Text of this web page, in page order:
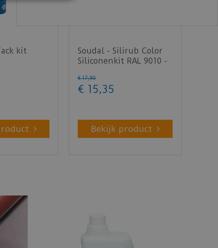
kit
Soudal - Silirub Color
Siliconenkit RAL 9010 -
€ 17,90
€ 15,35
Bekijk product